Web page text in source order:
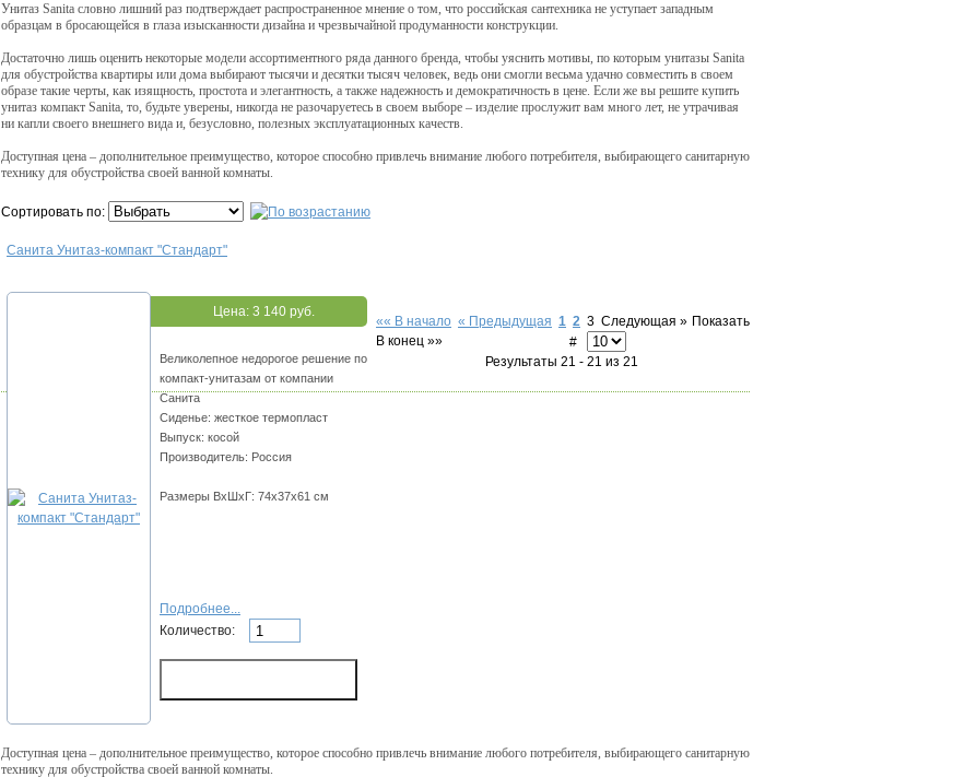
Унитаз Sanita словно лишний раз подтверждает распространенное мнение о том, что российская сантехника не уступает западным
образцам в бросающейся в глаза изысканности дизайна и чрезвычайной продуманности конструкции.
Достаточно лишь оценить некоторые модели ассортиментного ряда данного бренда, чтобы уяснить мотивы, по которым унитазы Sanita
для обустройства квартиры или дома выбирают тысячи и десятки тысяч человек, ведь они смогли весьма удачно совместить в своем
образе такие черты, как изящность, простота и элегантность, а также надежность и демократичность в цене. Если же вы решите купить
унитаз компакт Sanita, то, будьте уверены, никогда не разочаруетесь в своем выборе – изделие прослужит вам много лет, не утрачивая
ни капли своего внешнего вида и, безусловно, полезных эксплуатационных качеств.
Доступная цена – дополнительное преимущество, которое способно привлечь внимание любого потребителя, выбирающего санитарную
технику для обустройства своей ванной комнаты.
Сортировать по:
Санита Унитаз-компакт "Стандарт"
Цена: 3 140 руб.
Великолепное недорогое решение по
компакт-унитазам от компании
Санита
Сиденье: жесткое термопласт
Выпуск: косой
Производитель: Россия
Размеры ВхШхГ: 74x37x61 см
Подробнее...
Количество:
«« В начало « Предыдущая 1 2 3 Следующая »
В конец »»
Показать
#
Результаты 21 - 21 из 21
Доступная цена – дополнительное преимущество, которое способно привлечь внимание любого потребителя, выбирающего санитарную
технику для обустройства своей ванной комнаты.